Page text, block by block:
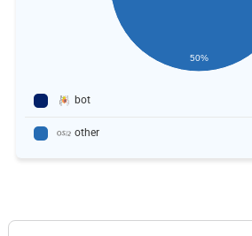
50%
bot
other